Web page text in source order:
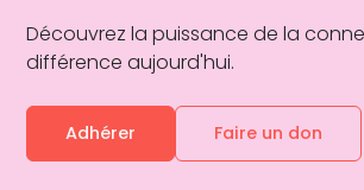
Découvrez la puissance de la
différence aujourd'hui.
Adhérer Faire un don